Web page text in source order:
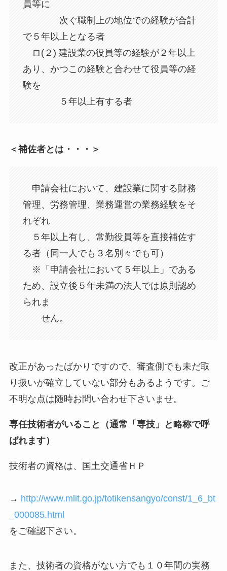
員等に
次ぐ職制上の地位での経験が合計
で５年以上となる者
ロ(２) 建設業の役員等の経験が２年以上
あり、かつこの経験と合わせて役員等の経
験を
５年以上有する者
＜補佐者とは・・・＞
申請会社において、建設業に関する財務
管理、労務管理、業務運営の業務経験をそ
れぞれ
５年以上有し、常勤役員等を直接補佐す
る者（同一人でも３名別々でも可）
※「申請会社において５年以上」である
ため、設立後５年未満の法人では原則認め
られま
せん。
改正があったばかりですので、審査側でも未だ取
り扱いが確立していない部分もあるようです。ご
不明な点は随時お問い合わせ下さいませ。
専任技術者がいること
（通常「専技」と略称で呼
ばれます）
技術者の資格は、国土交通省ＨＰ
→ http://www.mlit.go.jp/totikensangyo/const/1_6_bt
_000085.html
をご確認下さい。
また、技術者の資格がない方でも１０年間の実務